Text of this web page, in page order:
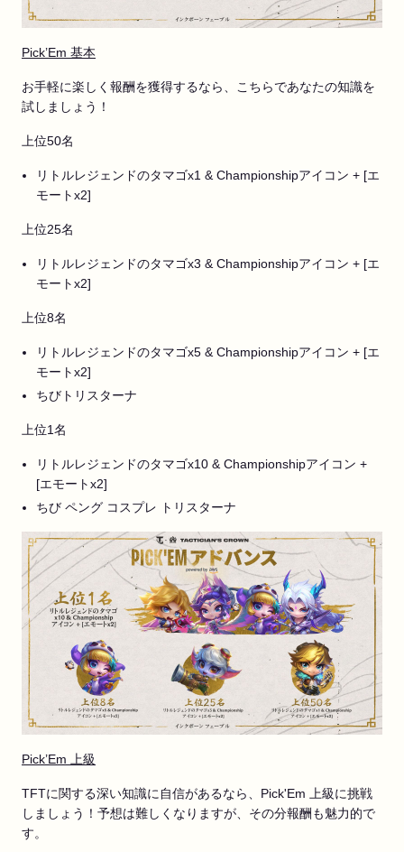
Pick’Em 基本
お手軽に楽しく報酬を獲得するなら、こちらであなたの知識を
試しましょう！
上位50名
リトルレジェンドのタマゴx1 & Championshipアイコン + [エ
モートx2]
上位25名
リトルレジェンドのタマゴx3 & Championshipアイコン + [エ
モートx2]
上位8名
リトルレジェンドのタマゴx5 & Championshipアイコン + [エ
モートx2]
ちびトリスターナ
上位1名
リトルレジェンドのタマゴx10 & Championshipアイコン +
[エモートx2]
ちび ペング コスプレ トリスターナ
Pick’Em 上級
TFTに関する深い知識に自信があるなら、Pick'Em 上級に挑戦
しましょう！予想は難しくなりますが、その分報酬も魅力的で
す。